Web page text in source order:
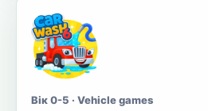
Вік 0-5 · Vehicle games